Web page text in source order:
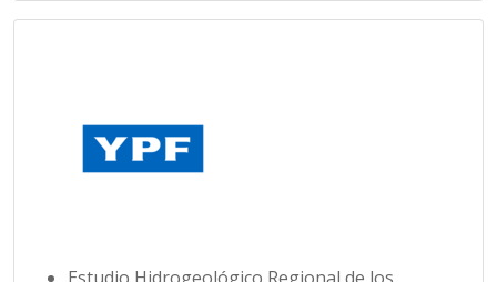
Estudio Hidrogeológico Regional de los